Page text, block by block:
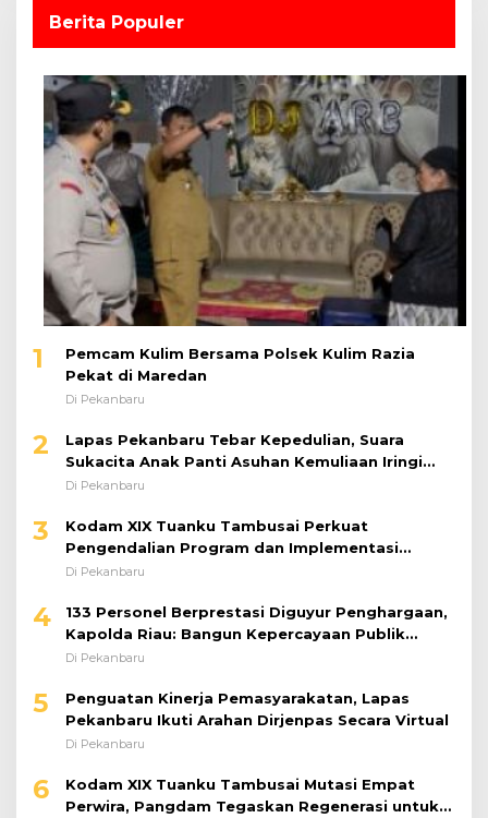
Berita Populer
1
Pemcam Kulim Bersama Polsek Kulim Razia
Pekat di Maredan
Di Pekanbaru
2
Lapas Pekanbaru Tebar Kepedulian, Suara
Sukacita Anak Panti Asuhan Kemuliaan Iringi
Bantuan Sosial
Di Pekanbaru
3
Kodam XIX Tuanku Tambusai Perkuat
Pengendalian Program dan Implementasi
Doktrin TNI AD
Di Pekanbaru
4
133 Personel Berprestasi Diguyur Penghargaan,
Kapolda Riau: Bangun Kepercayaan Publik
dengan Karya Nyata
Di Pekanbaru
5
Penguatan Kinerja Pemasyarakatan, Lapas
Pekanbaru Ikuti Arahan Dirjenpas Secara Virtual
Di Pekanbaru
6
Kodam XIX Tuanku Tambusai Mutasi Empat
Perwira, Pangdam Tegaskan Regenerasi untuk